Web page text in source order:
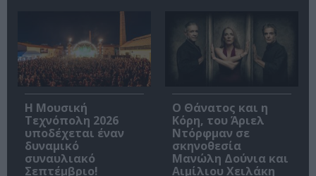
Η Μουσική
Τεχνόπολη 2026
υποδέχεται έναν
δυναμικό
συναυλιακό
Σεπτέμβριο!
Ο Θάνατος και η
Κόρη, του Άριελ
Ντόρφμαν σε
σκηνοθεσία
Μανώλη Δούνια και
Αιμίλιου Χειλάκη